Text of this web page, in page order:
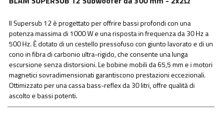
Il Supersub 12 è progettato per offrire bassi profondi con una
potenza massima di 1000 W e una risposta in frequenza da 30 Hz a
500 Hz. È dotato di un cestello pressofuso con giunto lavorato e di un
cono in fibra di carbonio ultra-rigido, che consente una lunga
escursione senza distorsioni. Le bobine mobili da 65,5 mm e i motori
magnetici sovradimensionati garantiscono prestazioni eccezionali.
Ottimizzato per una cassa bass-reflex da 30 litri, offre qualità di
ascolto e bassi potenti.